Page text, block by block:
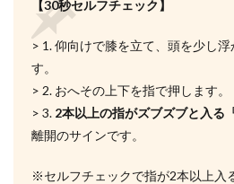
3.2
手順
2：お
んの
預け
先や
ジム
の対
確認
【30秒セルフチェック】
> 1. 仰向けで膝を立て、頭を少し
す。
> 2. おへその上下を指で押します。
> 3. 2本以上の指がズブズブと入る
離開のサインです。
※セルフチェックで指が2本以上入